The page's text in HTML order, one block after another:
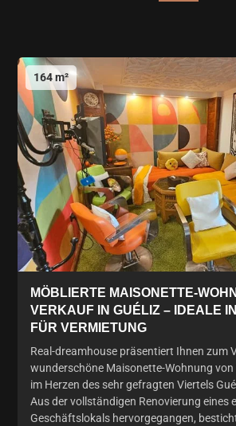
164 m²
MÖBLIERTE MAISONETTE-
VERKAUF IN GUÉLIZ – IDEALE
FÜR VERMIETUNG
Real-dreamhouse präsentiert Ihnen zum
wunderschöne Maisonette-Wohnung von
im Herzen des sehr gefragten Viertels
Aus der vollständigen Renovierung eines
Geschäftslokals hervorgegangen,